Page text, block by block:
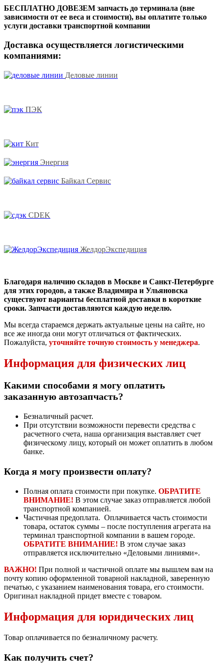
БЕСПЛАТНО ДОВЕЗЕМ запчасть до терминала (вне
зависимости от ее веса и стоимости), вы оплатите только
услуги доставки транспортной компании
Доставка осуществляется логистическими
компаниями:
Деловые линии
ПЭК
Кит
Энергия
Байкал Сервис
CDEK
ЖелдорЭкспедиция
Благодаря наличию складов в Москве и Санкт-Петербурге
для этих городов, а также Владимира и Ульяновска
существуют варианты бесплатной доставки в короткие
сроки. Запчасти доставляются каждую неделю.
Мы всегда стараемся держать актуальные цены на сайте, но
все же иногда они могут отличаться от фактических.
Пожалуйста, уточняйте точную стоимость у менеджера.
Информация для физических лиц
Какими способами я могу оплатить
заказанную автозапчасть?
Безналичный расчет.
При отсутствии возможности перевести средства с
расчетного счета, наша организация выставляет счет
физическому лицу, который он может оплатить в любом
банке.
Когда я могу произвести оплату?
Полная оплата стоимости при покупке. ОБРАТИТЕ
ВНИМАНИЕ! В этом случае заказ отправляется любой
транспортной компанией.
Частичная предоплата. Оплачивается часть стоимости
товара, остаток суммы – после поступления агрегата на
терминал транспортной компании в вашем городе.
ОБРАТИТЕ ВНИМАНИЕ! В этом случае заказ
отправляется исключительно «Деловыми линиями».
ВАЖНО! При полной и частичной оплате мы вышлем вам на
почту копию оформленной товарной накладной, заверенную
печатью, с указанием наименования товара, его стоимости.
Оригинал накладной придет вместе с товаром.
Информация для юридических лиц
Товар оплачивается по безналичному расчету.
Как получить счет?